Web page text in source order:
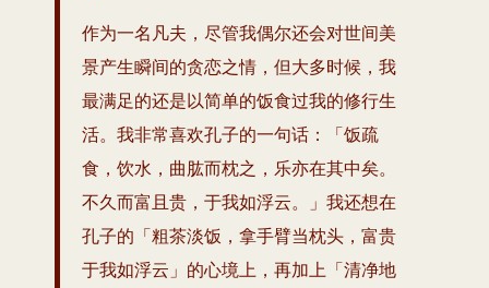
作为一名凡夫，尽管我偶尔还会对世间美
景产生瞬间的贪恋之情，但大多时候，我
最满足的还是以简单的饭食过我的修行生
活。我非常喜欢孔子的一句话：「饭疏
食，饮水，曲肱而枕之，乐亦在其中矣。
不久而富且贵，于我如浮云。」我还想在
孔子的「粗茶淡饭，拿手臂当枕头，富贵
于我如浮云」的心境上，再加上「清净地